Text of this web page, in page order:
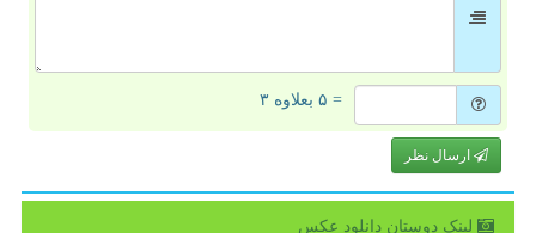
= ۵ بعلاوه ۳
ارسال نظر
لینک دوستان دانلود عكس